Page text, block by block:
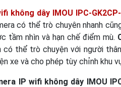
không dây IMOU IPC-
có thể trò chuyên nhanh
tầm nhìn và hạn chế điểm mù.
có thể trò chuyện với người
xe và cho phép tùy chỉnh khu
IP wifi không dây IMOU